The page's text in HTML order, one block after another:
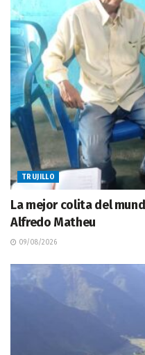
TRUJILLO
La mejor colita del
Alfredo Matheu
09/08/2026